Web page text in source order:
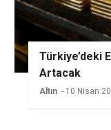
Türkiye’deki
Artacak
Altın - 10 Nisan